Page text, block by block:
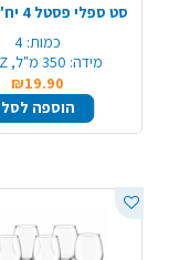
סט ספלי פסטל 4 יח' - צבעוני
כמות: 4
מידה: 350 מ"ל, 12OZ
₪19.90
הוספה לסל